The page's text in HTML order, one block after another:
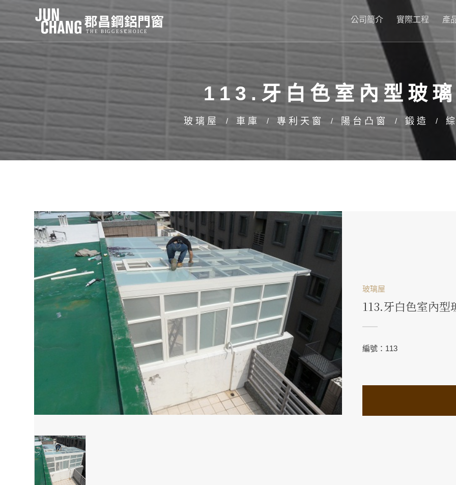
公司簡介 實際工程 產
113.牙白色室內型玻
玻璃屋 車庫 專利天窗 陽台凸窗 鍛造
玻璃屋
113.牙白色室內型
編號：113